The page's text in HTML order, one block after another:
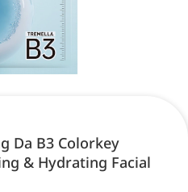
Da B3 Colorkey
& Hydrating Facial